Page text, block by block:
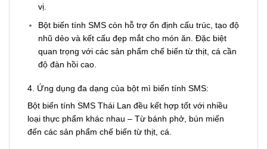
vị.
Bột biến tính SMS còn hỗ trợ ổn định cấu trúc, tạo độ
nhũ dẻo và kết cấu đẹp mắt cho món ăn. Đặc biệt
quan trọng với các sản phẩm chế biến từ thịt, cá cần
độ đàn hồi cao.
4. Ứng dụng đa dạng của bột mì biến tính SMS:
Bột biến tính SMS Thái Lan đều kết hợp tốt với nhiều
loại thực phẩm khác nhau – Từ bánh phở, bún miến
đến các sản phẩm chế biến từ thịt, cá.